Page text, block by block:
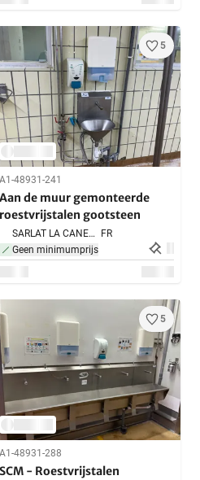
5
A1-48931-241
Aan de muur gemonteerde
roestvrijstalen gootsteen
SARLAT LA CANEDA,
FR
Geen minimumprijs
5
A1-48931-288
SCM - Roestvrijstalen